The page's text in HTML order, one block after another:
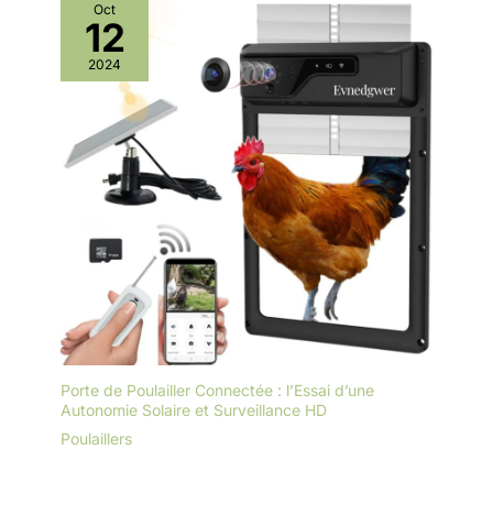
Oct
12
2024
Porte de Poulailler Connectée : l’Essai d’une
Autonomie Solaire et Surveillance HD
Poulaillers